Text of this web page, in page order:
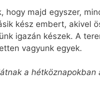
hogy majd egyszer,
kész embert, akivel
igazán készek. A
vagyunk egyek.
a